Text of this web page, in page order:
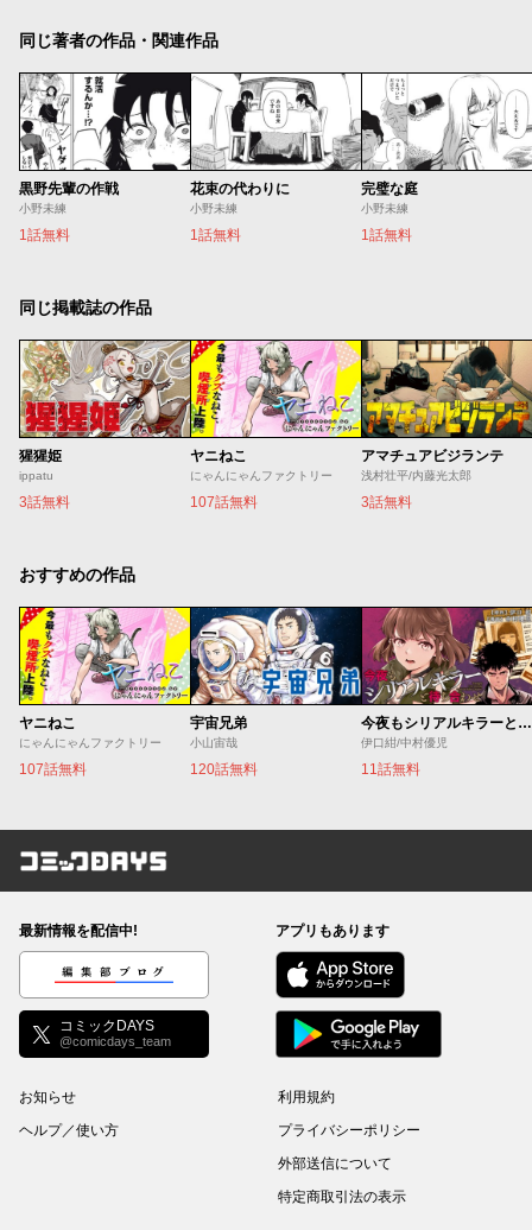
同じ著者の作品・関連作品
黒野先輩の作戦
小野未練
1話無料
花束の代わりに
小野未練
1話無料
完璧な庭
小野未練
1話無料
同じ掲載誌の作品
猩猩姫
ippatu
3話無料
ヤニねこ
にゃんにゃんファクトリー
107話無料
アマチュアビジランテ
浅村壮平/内藤光太郎
3話無料
おすすめの作品
ヤニねこ
にゃんにゃんファクトリー
107話無料
宇宙兄弟
小山宙哉
120話無料
今夜もシリアルキラーと待ち合わせ
伊口紺/中村優児
11話無料
コミックDAYS
最新情報を配信中!
編集部ブログ
コミックDAYS
@comicdays_team
アプリもあります
お知らせ
ヘルプ／使い方
利用規約
プライバシーポリシー
外部送信について
特定商取引法の表示